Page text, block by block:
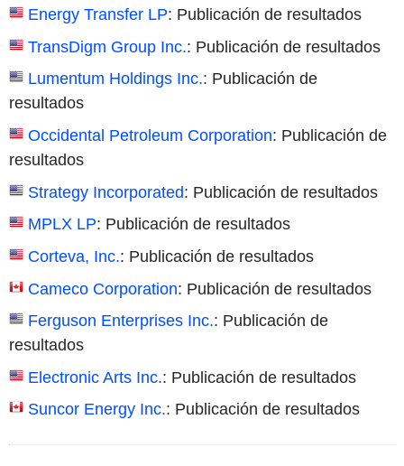
Energy Transfer LP: Publicación de resultados
TransDigm Group Inc.: Publicación de resultados
Lumentum Holdings Inc.: Publicación de
resultados
Occidental Petroleum Corporation: Publicación de
resultados
Strategy Incorporated: Publicación de resultados
MPLX LP: Publicación de resultados
Corteva, Inc.: Publicación de resultados
Cameco Corporation: Publicación de resultados
Ferguson Enterprises Inc.: Publicación de
resultados
Electronic Arts Inc.: Publicación de resultados
Suncor Energy Inc.: Publicación de resultados